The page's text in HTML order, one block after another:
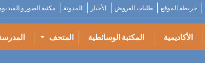
خريطة الموقع طلبات العروض الأخبار المدونة مكتبة الصور و
الأكاديمية المكتبة الوسائطية المتحف